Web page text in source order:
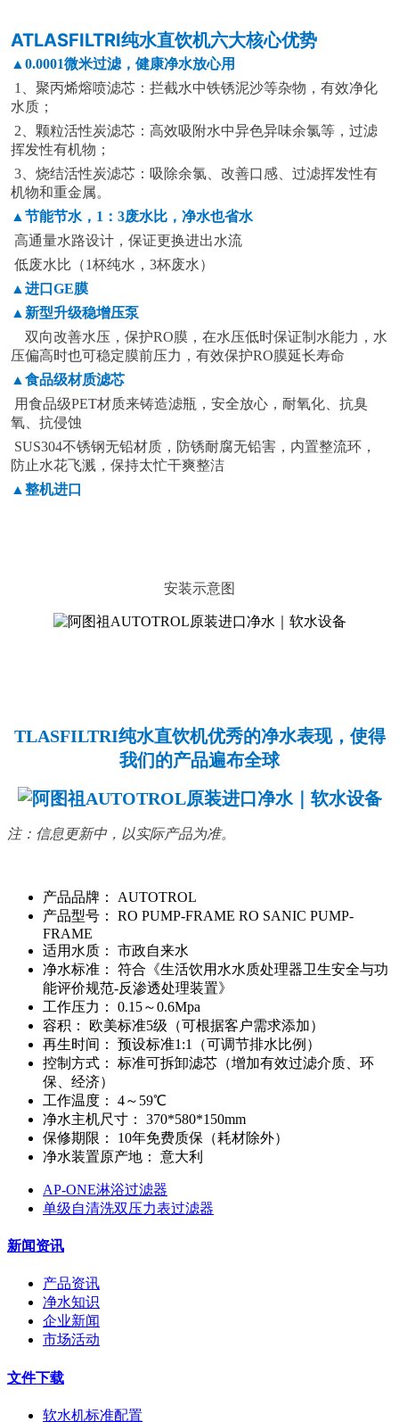
ATLASFILTRI纯水直饮机六大核心优势
▲0.0001微米过滤，健康净水放心用
1、聚丙烯熔喷滤芯：拦截水中铁锈泥沙等杂物，有效净化
水质；
2、颗粒活性炭滤芯：高效吸附水中异色异味余氯等，过滤
挥发性有机物；
3、烧结活性炭滤芯：吸除余氯、改善口感、过滤挥发性有
机物和重金属。
▲节能节水，1：3废水比，净水也省水
高通量水路设计，保证更换进出水流
低废水比（1杯纯水，3杯废水）
▲进口GE膜
▲新型升级稳增压泵
双向改善水压，保护RO膜，在水压低时保证制水能力，水
压偏高时也可稳定膜前压力，有效保护RO膜延长寿命
▲食品级材质滤芯
用食品级PET材质来铸造滤瓶，安全放心，耐氧化、抗臭
氧、抗侵蚀
SUS304不锈钢无铅材质，防锈耐腐无铅害，内置整流环，
防止水花飞溅，保持太忙干爽整洁
▲整机进口
安装示意图
TLASFILTRI纯水直饮机优秀的净水表现，使得
我们的产品遍布全球
注：信息更新中，以实际产品为准。
产品品牌：
AUTOTROL
产品型号：
RO PUMP-FRAME RO SANIC PUMP-
FRAME
适用水质：
市政自来水
净水标准：
符合《生活饮用水水质处理器卫生安全与功
能评价规范-反渗透处理装置》
工作压力：
0.15～0.6Mpa
容积：
欧美标准5级（可根据客户需求添加）
再生时间：
预设标准1:1（可调节排水比例）
控制方式：
标准可拆卸滤芯（增加有效过滤介质、环
保、经济）
工作温度：
4～59℃
净水主机尺寸：
370*580*150mm
保修期限：
10年免费质保（耗材除外）
净水装置原产地：
意大利
AP-ONE淋浴过滤器
单级自清洗双压力表过滤器
新闻资讯
产品资讯
净水知识
企业新闻
市场活动
文件下载
软水机标准配置